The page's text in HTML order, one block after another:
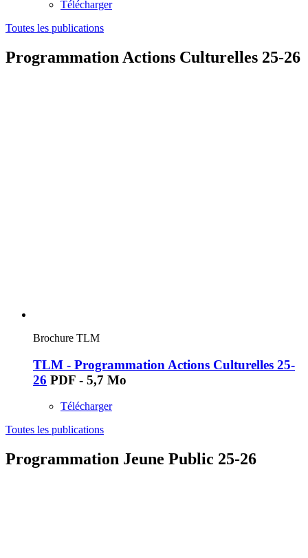
Télécharger
Toutes les publications
Programmation Actions Culturelles 25-26
Brochure TLM
TLM - Programmation Actions Culturelles 25-
26 PDF - 5,7 Mo
Télécharger
Toutes les publications
Programmation Jeune Public 25-26